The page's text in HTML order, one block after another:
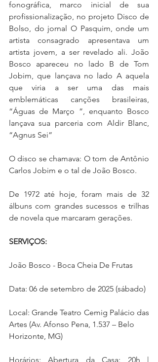
fonográfica, marco inicial de sua
profissionalização, no projeto Disco de
Bolso, do jornal O Pasquim, onde um
artista consagrado apresentava um
artista jovem, a ser revelado ali. João
Bosco apareceu no lado B de Tom
Jobim, que lançava no lado A aquela
que viria a ser uma das mais
emblemáticas canções brasileiras,
“Águas de Março ”, enquanto Bosco
lançava sua parceria com Aldir Blanc,
“Agnus Sei”
O disco se chamava: O tom de Antônio
Carlos Jobim e o tal de João Bosco.
De 1972 até hoje, foram mais de 32
álbuns com grandes sucessos e trilhas
de novela que marcaram gerações.
SERVIÇOS:
João Bosco - Boca Cheia De Frutas
Data: 06 de setembro de 2025 (sábado)
Local: Grande Teatro Cemig Palácio das
Artes (Av. Afonso Pena, 1.537 – Belo
Horizonte, MG)
Horários: Abertura da Casa: 20h |